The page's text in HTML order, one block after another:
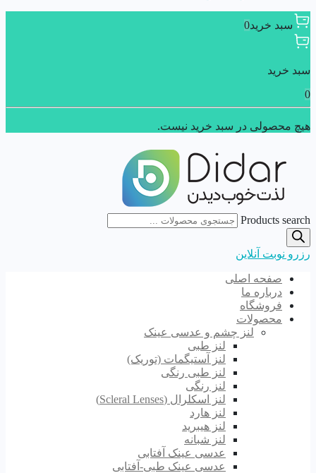
سبد خرید0
سبد خرید
0
هیچ محصولی در سبد خرید نیست.
Products search
رزرو نوبت آنلاین
صفحه اصلی
درباره ما
فروشگاه
محصولات
لنز چشم و عدسی عینک
لنز طبی
لنز آستیگمات (توریک)
لنز طبی رنگی
لنز رنگی
لنز اسکلرال (Scleral Lenses)
لنز هارد
لنز هیبرید
لنز شبانه
عدسی عینک آفتابی
عدسی عینک طبی-آفتابی